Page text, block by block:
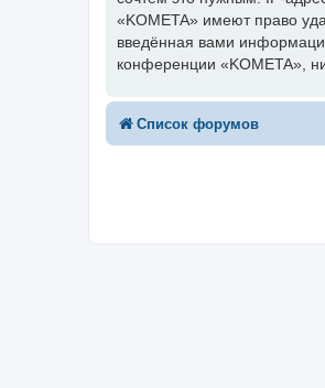
«KOMETA» имеют право
введённая вами
конференции «KOMETA»,
Список форумов